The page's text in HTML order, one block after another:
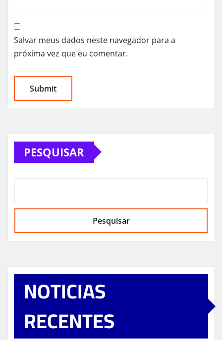
Salvar meus dados neste navegador para a
próxima vez que eu comentar.
PESQUISAR
Pesquisar
NOTICIAS
RECENTES